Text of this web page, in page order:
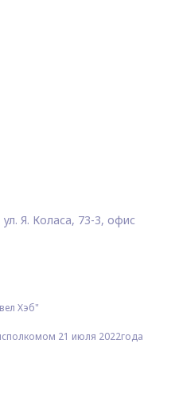
Я. Коласа, 73-3, офис
Хэб"
21 июля 2022года